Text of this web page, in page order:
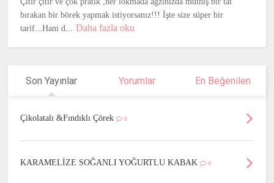
bırakan bir börek yapmak istiyorsanız!!! İşte size süper bir
tarif...Hani d...
Daha fazla oku
Son Yayınlar Yorumlar En Beğenilen
Çikolatalı &Fındıklı Çörek 0
KARAMELİZE SOĞANLI YOĞURTLU KABAK 0